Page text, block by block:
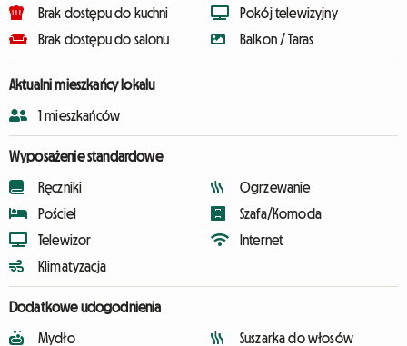
Brak dostępu do kuchni
Brak dostępu do salonu
Pokój telewizyjny
Balkon / Taras
Aktualni mieszkańcy lokalu
1 mieszkańców
Wyposażenie standardowe
Ręczniki
Pościel
Telewizor
Klimatyzacja
Ogrzewanie
Szafa/Komoda
Internet
Dodatkowe udogodnienia
Mydło
Suszarka do włosów